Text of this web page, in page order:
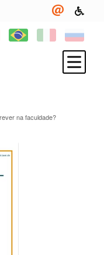
na faculdade?